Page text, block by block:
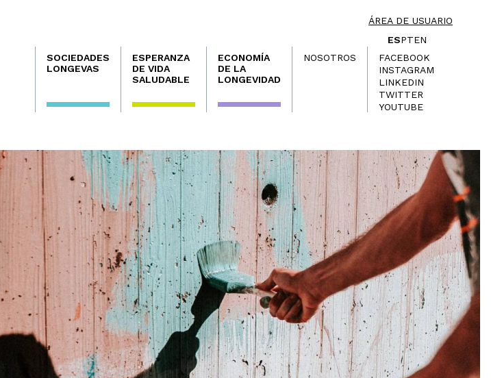
ÁREA DE USUARIO
ESPTEN
Navegación
principal
SOCIEDADES
LONGEVAS
ESPERANZA
DE VIDA
SALUDABLE
ECONOMÍA
DE LA
LONGEVIDAD
NOSOTROS
FACEBOOK
INSTAGRAM
LINKEDIN
TWITTER
YOUTUBE